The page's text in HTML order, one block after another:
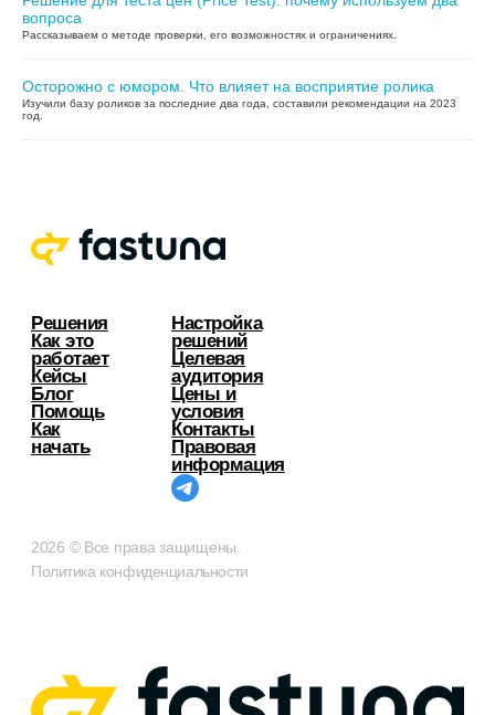
вопроса
Рассказываем о методе проверки, его возможностях и ограничениях.
Осторожно с юмором. Что влияет на восприятие ролика
Изучили базу роликов за последние два года, составили рекомендации на 2023
год.